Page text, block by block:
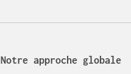
Notre approche globale